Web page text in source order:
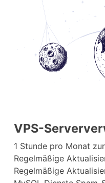
VPS-
1 Stunde pro Monat
Regelmäßige
Regelmäßige